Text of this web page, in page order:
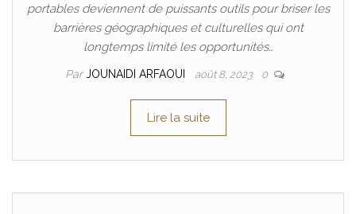
portables deviennent de puissants outils pour briser les
barrières géographiques et culturelles qui ont
longtemps limité les opportunités…
ParJOUNAIDI ARFAOUI août 8, 2023 0
Lire la suite